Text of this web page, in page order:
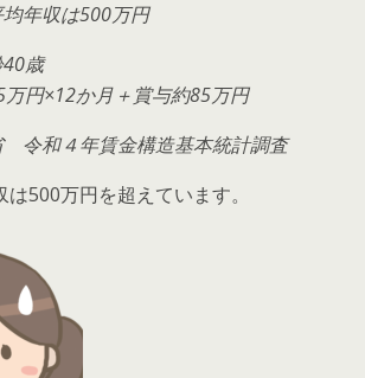
年収は500万円
歳
円×12か月＋賞与約85万円
令和４年賃金構造基本統計調査
500万円を超えています。